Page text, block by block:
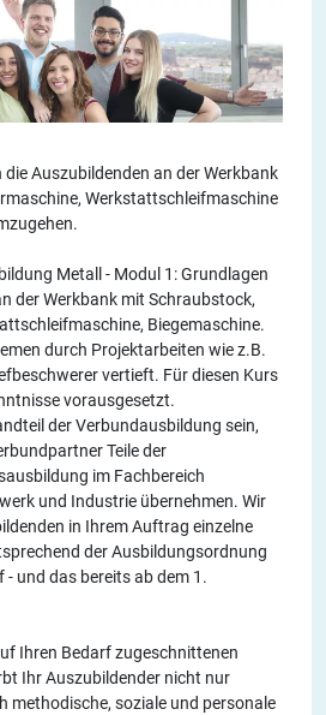
die Auszubildenden an der Werkbank
Werkstattschleifmaschine
Metall - Modul 1: Grundlagen
der Werkbank mit Schraubstock,
Biegemaschine.
durch Projektarbeiten wie z.B.
vertieft. Für diesen Kurs
vorausgesetzt.
der Verbundausbildung sein,
Teile der
im Fachbereich
und Industrie übernehmen. Wir
in Ihrem Auftrag einzelne
der Ausbildungsordnung
- und das bereits ab dem 1.
Ihren Bedarf zugeschnittenen
Ihr Auszubildender nicht nur
methodische, soziale und personale